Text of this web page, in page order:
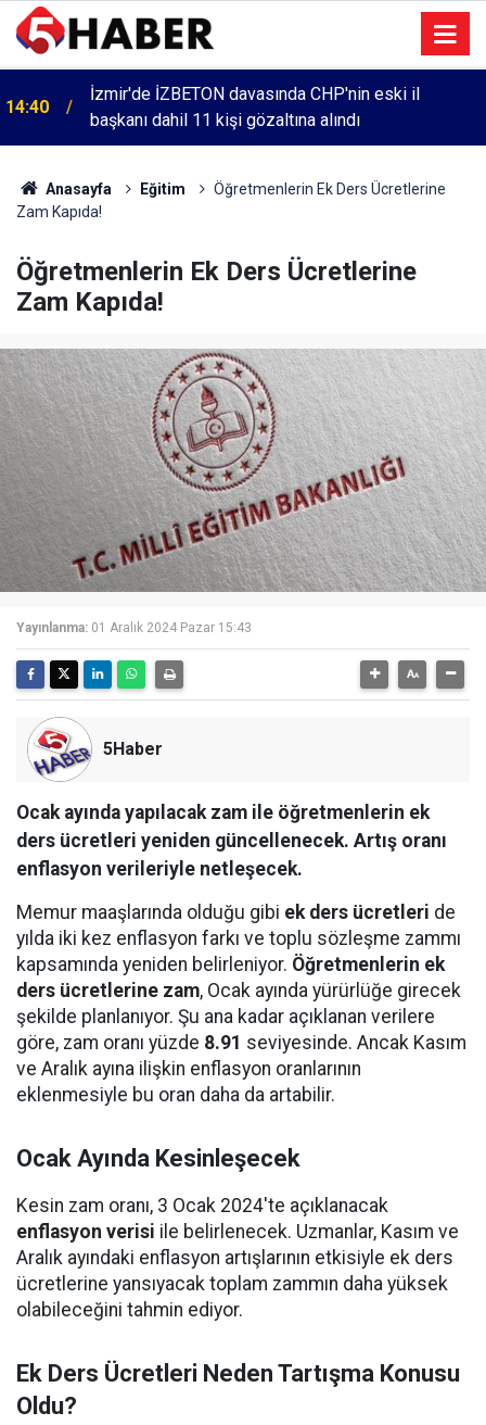
14:40
İzmir'de İZBETON davasında CHP'nin eski il
başkanı dahil 11 kişi gözaltına alındı
Anasayfa Eğitim
Öğretmenlerin Ek Ders Ücretlerine
Zam Kapıda!
Öğretmenlerin Ek Ders Ücretlerine
Zam Kapıda!
Yayınlanma: 01 Aralık 2024 Pazar 15:43
5Haber
Ocak ayında yapılacak zam ile öğretmenlerin ek
ders ücretleri yeniden güncellenecek. Artış oranı
enflasyon verileriyle netleşecek.
Memur maaşlarında olduğu gibi ek ders ücretleri de
yılda iki kez enflasyon farkı ve toplu sözleşme zammı
kapsamında yeniden belirleniyor. Öğretmenlerin ek
ders ücretlerine zam, Ocak ayında yürürlüğe girecek
şekilde planlanıyor. Şu ana kadar açıklanan verilere
göre, zam oranı yüzde 8.91 seviyesinde. Ancak Kasım
ve Aralık ayına ilişkin enflasyon oranlarının
eklenmesiyle bu oran daha da artabilir.
Ocak Ayında Kesinleşecek
Kesin zam oranı, 3 Ocak 2024'te açıklanacak
enflasyon verisi ile belirlenecek. Uzmanlar, Kasım ve
Aralık ayındaki enflasyon artışlarının etkisiyle ek ders
ücretlerine yansıyacak toplam zammın daha yüksek
olabileceğini tahmin ediyor.
Ek Ders Ücretleri Neden Tartışma Konusu
Oldu?